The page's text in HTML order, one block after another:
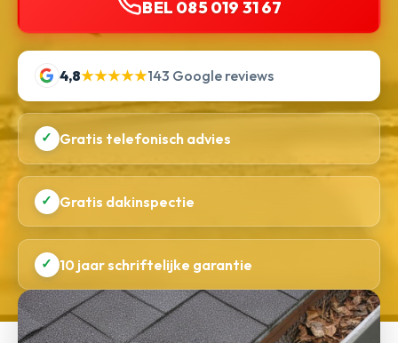
BEL 085 019 31 67
4,8★★★★★143 Google reviews
✓ Gratis telefonisch advies
✓ Gratis dakinspectie
✓ 10 jaar schriftelijke garantie